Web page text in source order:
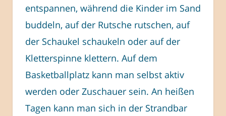
entspannen, während die Kinder im Sand
buddeln, auf der Rutsche rutschen, auf
der Schaukel schaukeln oder auf der
Kletterspinne klettern. Auf dem
Basketballplatz kann man selbst aktiv
werden oder Zuschauer sein. An heißen
Tagen kann man sich in der Strandbar